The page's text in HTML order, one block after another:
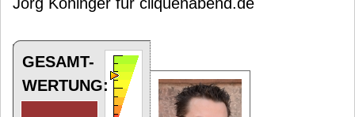
GESAMT-
WERTUNG: